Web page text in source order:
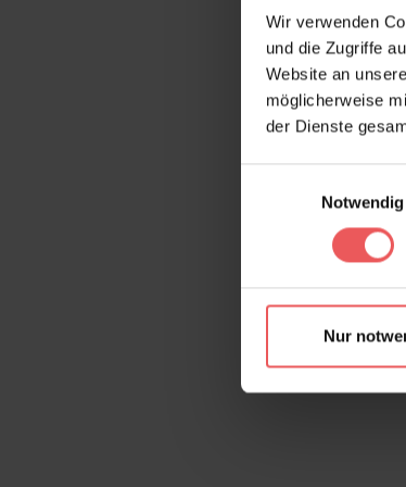
Wir verwenden
und die Zugriffe
Website an
möglicherweise
der Dienste
Notwendig
Nur